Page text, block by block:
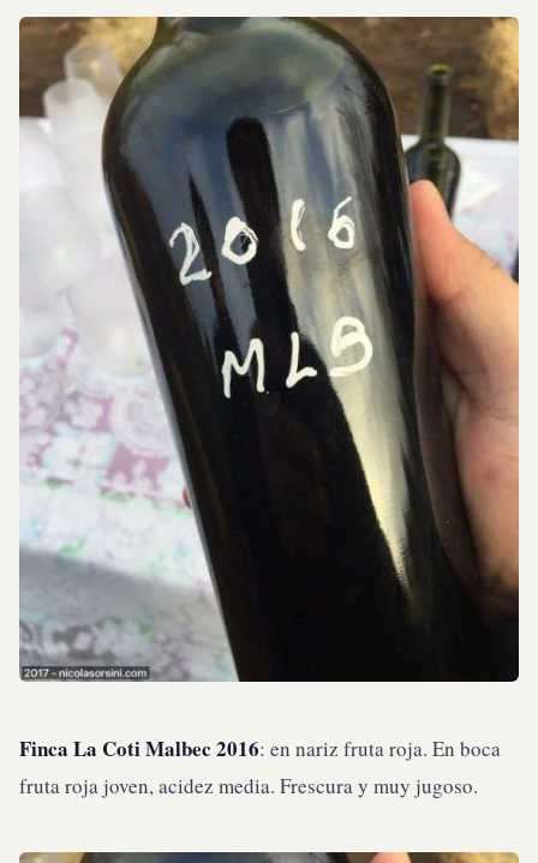
Finca La Coti Malbec 2016: en nariz fruta roja. En boca
fruta roja joven, acidez media. Frescura y muy jugoso.